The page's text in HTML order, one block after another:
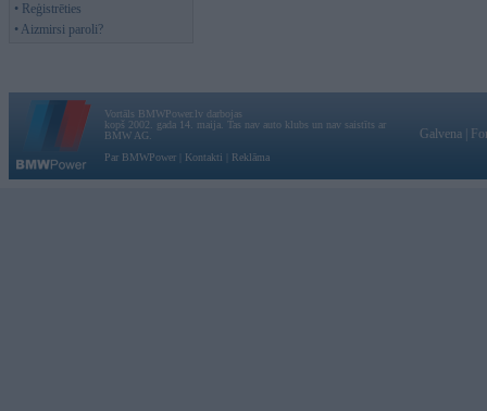
• Reģistrēties
• Aizmirsi paroli?
Vortāls BMWPower.lv darbojas
kopš 2002. gada 14. maija. Tas nav auto klubs un nav saistīts ar
BMW AG.
Par BMWPower
Kontakti Reklāma
Galvena